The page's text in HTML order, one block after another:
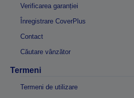
Verificarea garanției
Înregistrare CoverPlus
Contact
Căutare vânzător
Termeni
Termeni de utilizare